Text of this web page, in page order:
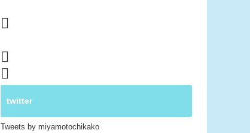
twitter
Tweets by miyamotochikako